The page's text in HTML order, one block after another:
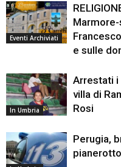
Eventi Archiviati
Marmore-
e sulle
In Umbria
Arrestati i
villa di
Rosi
Perugia,